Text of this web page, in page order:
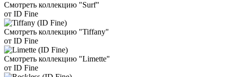
Смотреть коллекцию "Surf"
от ID Fine
Смотреть коллекцию "Tiffany"
от ID Fine
Смотреть коллекцию "Limette"
от ID Fine